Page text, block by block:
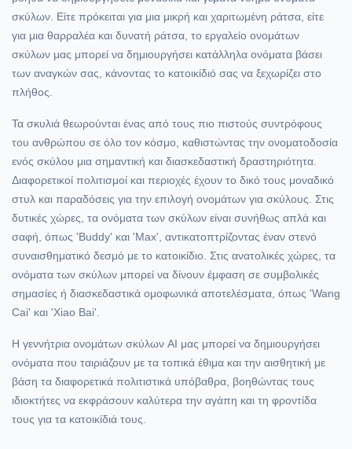
σκύλων. Είτε πρόκειται για μια μικρή και χαριτωμένη ράτσα, είτε
για μια θαρραλέα και δυνατή ράτσα, το εργαλείο ονομάτων
σκύλων μας μπορεί να δημιουργήσει κατάλληλα ονόματα βάσει
των αναγκών σας, κάνοντας το κατοικίδιό σας να ξεχωρίζει στο
πλήθος.
Τα σκυλιά θεωρούνται ένας από τους πιο πιστούς συντρόφους
του ανθρώπου σε όλο τον κόσμο, καθιστώντας την ονοματοδοσία
ενός σκύλου μια σημαντική και διασκεδαστική δραστηριότητα.
Διαφορετικοί πολιτισμοί και περιοχές έχουν το δικό τους μοναδικό
στυλ και παραδόσεις για την επιλογή ονομάτων για σκύλους. Στις
δυτικές χώρες, τα ονόματα των σκύλων είναι συνήθως απλά και
σαφή, όπως 'Buddy' και 'Max', αντικατοπτρίζοντας έναν στενό
συναισθηματικό δεσμό με το κατοικίδιο. Στις ανατολικές χώρες, τα
ονόματα των σκύλων μπορεί να δίνουν έμφαση σε συμβολικές
σημασίες ή διασκεδαστικά ομοφωνικά αποτελέσματα, όπως 'Wang
Cai' και 'Xiao Bai'.
Η γεννήτρια ονομάτων σκύλων AI μας μπορεί να δημιουργήσει
ονόματα που ταιριάζουν με τα τοπικά έθιμα και την αισθητική με
βάση τα διαφορετικά πολιτιστικά υπόβαθρα, βοηθώντας τους
ιδιοκτήτες να εκφράσουν καλύτερα την αγάπη και τη φροντίδα
τους για τα κατοικίδιά τους.